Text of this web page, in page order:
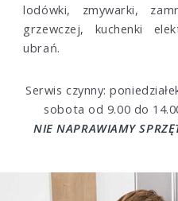
lodówki, zmywarki,
grzewczej, kuchenki
ubrań.
Serwis czynny:
sobota od 9.00 do
NIE NAPRAWIAMY